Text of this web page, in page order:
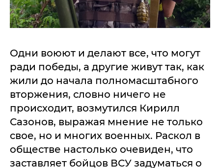
Одни воюют и делают все, что могут
ради победы, а другие живут так, как
жили до начала полномасштабного
вторжения, словно ничего не
происходит, возмутился Кирилл
Сазонов, выражая мнение не только
свое, но и многих военных. Раскол в
обществе настолько очевиден, что
заставляет бойцов ВСУ задуматься о